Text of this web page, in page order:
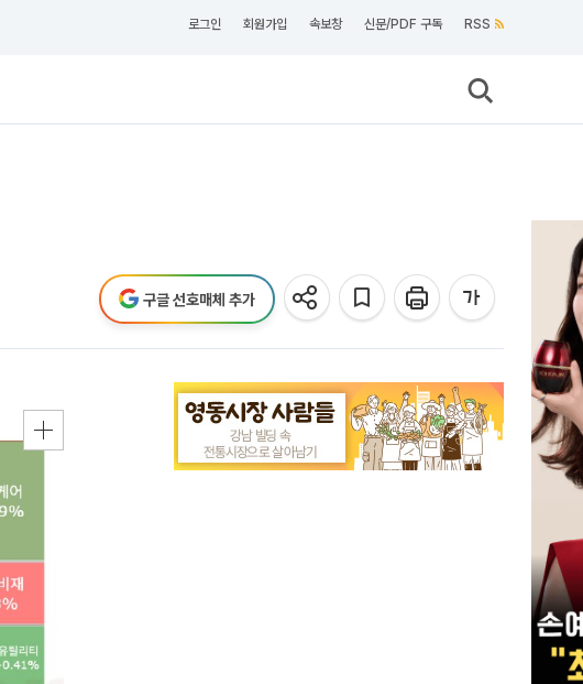
로그인 회원가입 속보창 신문/PDF 구독 RSS
구글 선호매체 추가